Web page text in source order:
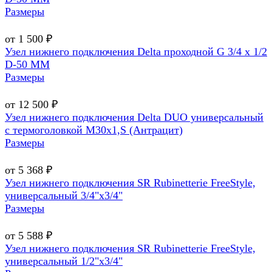
Размеры
от 1 500 ₽
Узел нижнего подключения Delta проходной G 3/4 х 1/2
D-50 MM
Размеры
от 12 500 ₽
Узел нижнего подключения Delta DUO универсальный
с термоголовкой М30х1,Ѕ (Антрацит)
Размеры
от 5 368 ₽
Узел нижнего подключения SR Rubinetterie FreeStyle,
универсальный 3/4"х3/4"
Размеры
от 5 588 ₽
Узел нижнего подключения SR Rubinetterie FreeStyle,
универсальный 1/2"х3/4"